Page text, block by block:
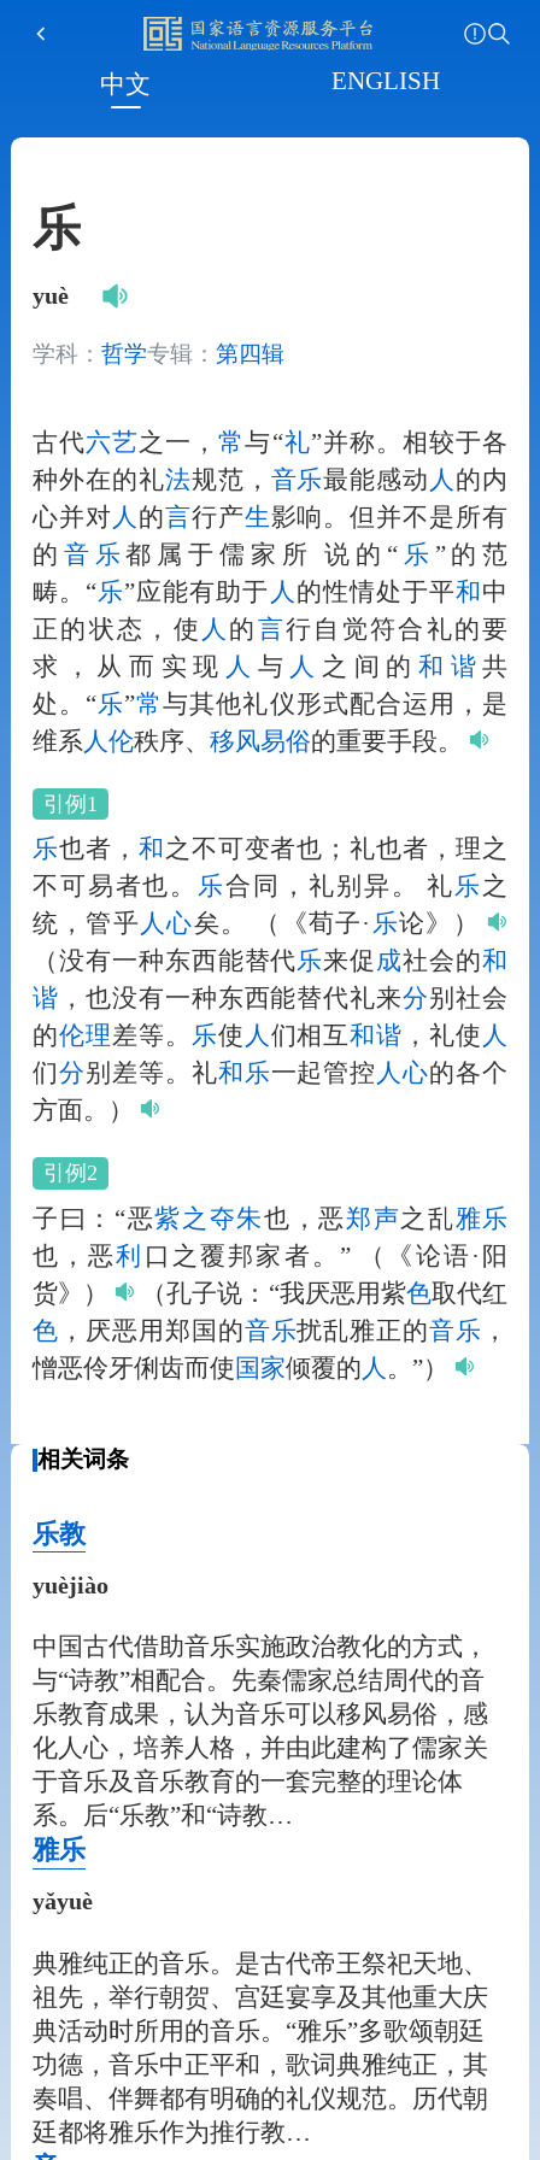
中文 ENGLISH
乐
yuè
学科： 哲学专辑： 第四辑
古代六艺之一，常与“礼”并称。相较于各
种外在的礼法规范， 音乐最能感动 人 的内
心并对 人 的言行产生影响。但并不是所有
的 音 乐都属于儒家所 说的“乐 ”的范
畴。“乐”应能有助于 人 的性情处于平和 中
正的状态，使 人 的言行自觉符合礼的要
求，从而实现 人 与 人 之间的 和 谐共
处。“乐”常与其他礼仪形式配合运用，是
维系 人伦秩序、 移风易俗的重要手段。
引例1
乐也者， 和 之不可变者也；礼也者，理之
不可易者也。 乐合同，礼别异。 礼乐 之
统，管乎 人心矣。 （《荀子· 乐论》）
（没有一种东西能替代乐来促 成社会的和
谐 ，也没有一种东西能替代礼来分别社会
的伦理差等。 乐使 人 们相互和谐 ，礼使 人
们分别差等。礼和 乐一起管控 人心的各个
方面。）
引例2
子曰：“恶紫之夺朱也，恶郑声之乱雅乐
也，恶利 口之覆邦家者。”
（《论语·阳
货》）
（孔子说：“我厌恶用紫色取代红
色 ，厌恶用郑国的音乐扰乱雅正的音乐 ，
憎恶伶牙俐齿而使国家倾覆的 人 。”）
相关词条
乐教
yuèjiào
中国古代借助音乐实施政治教化的方式，
与“诗教”相配合。先秦儒家总结周代的音
乐教育成果，认为音乐可以移风易俗，感
化人心，培养人格，并由此建构了儒家关
于音乐及音乐教育的一套完整的理论体
系。后“乐教”和“诗教…
雅乐
yǎyuè
典雅纯正的音乐。是古代帝王祭祀天地、
祖先，举行朝贺、宫廷宴享及其他重大庆
典活动时所用的音乐。“雅乐”多歌颂朝廷
功德，音乐中正平和，歌词典雅纯正，其
奏唱、伴舞都有明确的礼仪规范。历代朝
廷都将雅乐作为推行教…